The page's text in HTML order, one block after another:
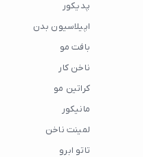
پدیکور
اپیلاسیون بدن
بافت مو
ناخن کار
کراتین مو
مانیکور
لمینت ناخن
تاتو ابرو